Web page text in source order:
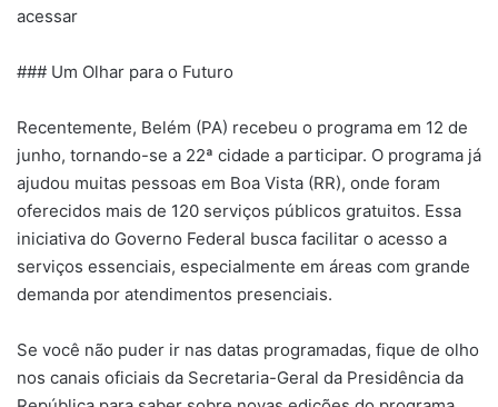
acessar
### Um Olhar para o Futuro
Recentemente, Belém (PA) recebeu o programa em 12 de
junho, tornando-se a 22ª cidade a participar. O programa já
ajudou muitas pessoas em Boa Vista (RR), onde foram
oferecidos mais de 120 serviços públicos gratuitos. Essa
iniciativa do Governo Federal busca facilitar o acesso a
serviços essenciais, especialmente em áreas com grande
demanda por atendimentos presenciais.
Se você não puder ir nas datas programadas, fique de olho
nos canais oficiais da Secretaria-Geral da Presidência da